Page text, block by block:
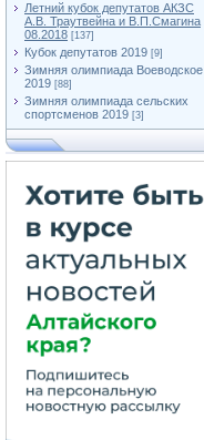
Летний кубок депутатов АКЗС
А.В. Траутвейна и В.П.Смагина
08.2018 [137]
Кубок депутатов 2019 [9]
Зимняя олимпиада Воеводское
2019 [88]
Зимняя олимпиада сельских
спортсменов 2019 [3]